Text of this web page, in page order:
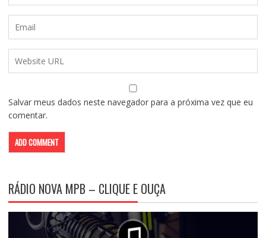
Salvar meus dados neste navegador para a próxima vez que eu
comentar.
RÁDIO NOVA MPB – CLIQUE E OUÇA